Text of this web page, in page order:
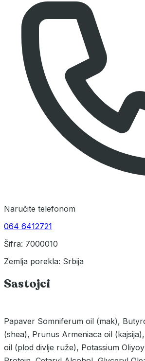
Naručite telefonom
064 6412721
Šifra: 7000010
Zemlja porekla: Srbija
Sastojci
Papaver Somniferum oil (mak),
(shea), Prunus Armeniaca oil
oil (plod divlje ruže), Potassium